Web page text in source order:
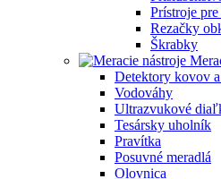
Prístroje
Rezačky
Škrabky
Detektory kovov
Vodováhy
Ultrazvukové
Tesársky uholník
Pravítka
Posuvné meradlá
Olovnica